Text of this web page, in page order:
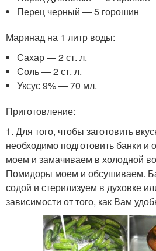
Перец черный — 5 горошин
Маринад на 1 литр воды:
Сахар — 2 ст. л.
Соль — 2 ст. л.
Уксус 9% — 70 мл.
Приготовление:
1. Для того, чтобы заготовить
необходимо подготовить банки
моем и замачиваем в холодной
Помидоры моем и обсушиваем.
содой и стерилизуем в духовке
зависимости от того, как Вам